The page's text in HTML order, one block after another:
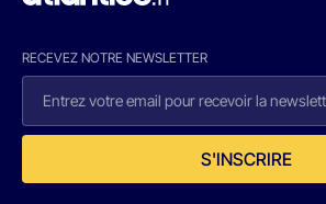
RECEVEZ NOTRE NEWSLETTER
S'INSCRIRE